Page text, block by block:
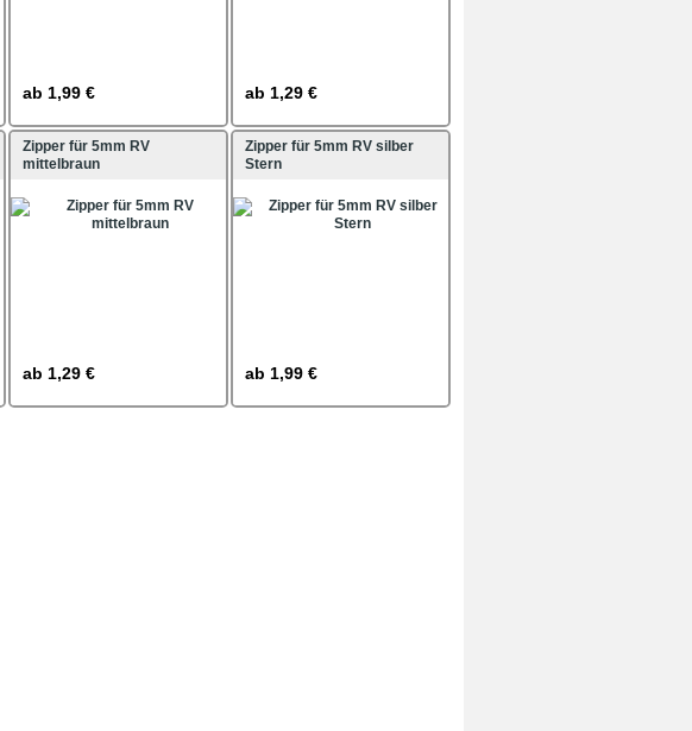
ab 1,99 € ab 1,29 €
Zipper für 5mm RV
mittelbraun
ab 1,29 €
Zipper für 5mm RV silber
Stern
ab 1,99 €